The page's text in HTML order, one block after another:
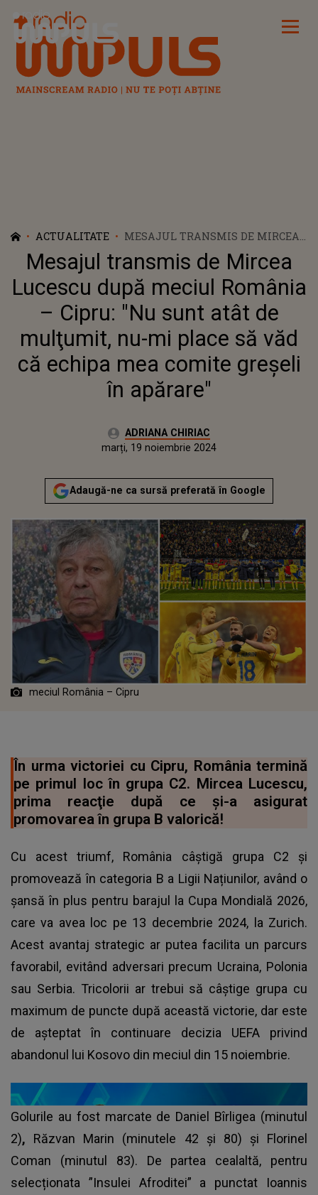
Radio Impuls
ACTUALITATE
MESAJUL TRANSMIS DE MIRCEA
LUCESCU DUPĂ MECIUL ROMÂNIA
– CIPRU: "NU SUNT ATÂT DE
MULŢUMIT, NU-MI PLACE SĂ VĂD
CĂ ECHIPA MEA COMITE GREŞELI
ÎN APĂRARE"
Mesajul transmis de Mircea
Lucescu după meciul România
– Cipru: "Nu sunt atât de
mulţumit, nu-mi place să văd
că echipa mea comite greşeli
în apărare"
Autor:ADRIANA CHIRIAC
marți, 19 noiembrie 2024Actualizat:
marți, 19 noiembrie 2024
Adaugă-ne ca sursă preferată în Google
meciul România – Cipru
În urma victoriei cu Cipru, România termină
pe primul loc în grupa C2. Mircea Lucescu,
prima reacţie după ce şi-a asigurat
promovarea în grupa B valorică!
Cu acest triumf, România câștigă grupa C2 și
promovează în categoria B a Ligii Națiunilor, având o
șansă în plus pentru barajul la Cupa Mondială 2026,
care va avea loc pe 13 decembrie 2024, la Zurich.
Acest avantaj strategic ar putea facilita un parcurs
favorabil, evitând adversari precum Ucraina, Polonia
sau Serbia. Tricolorii ar trebui să câștige grupa cu
maximum de puncte după această victorie, dar este
de așteptat în continuare decizia UEFA privind
abandonul lui Kosovo din meciul din 15 noiembrie.
Golurile au fost marcate de Daniel Bîrligea (minutul
2), Răzvan Marin (minutele 42 și 80) și Florinel
Coman (minutul 83). De partea cealaltă, pentru
selecționata ”Insulei Afroditei” a punctat Ioannis